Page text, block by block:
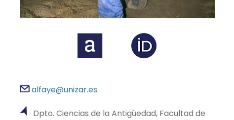
alfaye@unizar.es
Dpto. Ciencias de la Antigüedad, Facultad de